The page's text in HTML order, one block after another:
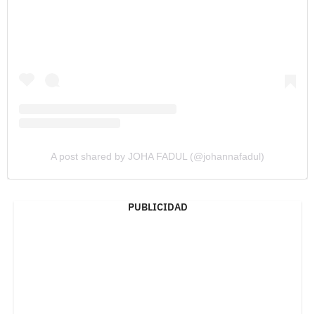
A post shared by JOHA FADUL (@johannafadul)
PUBLICIDAD